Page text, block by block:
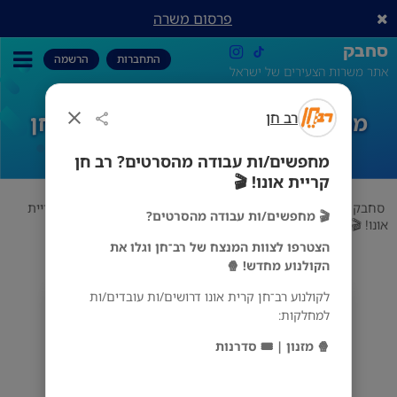
רב חן
מחפשים/ות עבודה מהסרטים? רב חן
קריית אונו! 🎬
🎬 מחפשים/ות עבודה מהסרטים?
הצטרפו לצוות המנצח של רב־חן וגלו את
הקולנוע מחדש! 🍿
לקולנוע רב־חן קרית אונו דרושים/ות עובדים/ות
למחלקות:
🍿 מזנון | 🎟️ סדרנות
פרסום משרה
סחבק
אתר משרות הצעירים של ישראל
התחברות הרשמה
מחפשים/ות עבודה מהסרטים? רב חן
קריית אונו! 🎬
סחבק אוכל
מחפשים/ות עבודה מהסרטים? רב חן קריית
אונו! 🎬
רב חן
קריית אונו